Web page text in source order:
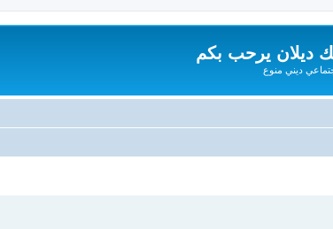
ديلان يرحب بكم
ديني منوع